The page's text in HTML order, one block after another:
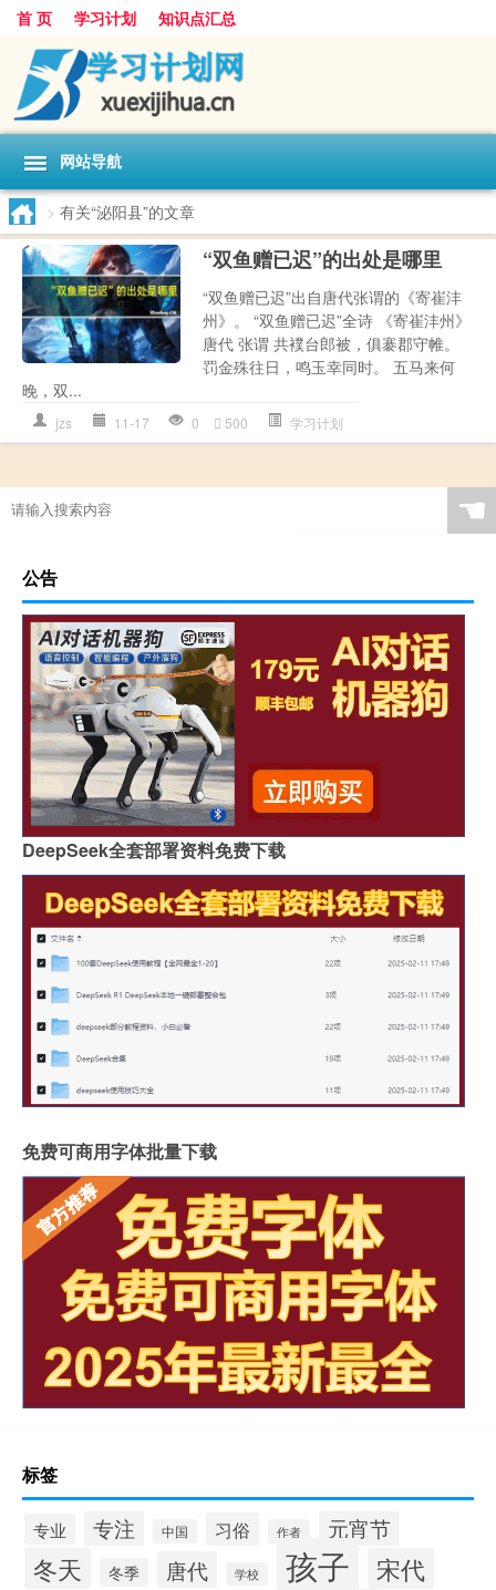
首 页 学习计划 知识点汇总
网站导航
> 有关“泌阳县”的文章
“双鱼赠已迟”的出处是哪里
“双鱼赠已迟”出自唐代张谓的《寄崔沣
州》。 “双鱼赠已迟”全诗 《寄崔沣州》
唐代 张谓 共襆台郎被，俱褰郡守帷。
罚金殊往日，鸣玉幸同时。 五马来何
晚，双...
jzs 11-17 0 500 学习计划
☚
公告
DeepSeek全套部署资料免费下载
免费可商用字体批量下载
标签
专业 专注 中国 习俗 作者 元宵节
冬天 冬季 唐代 学校 孩子 宋代